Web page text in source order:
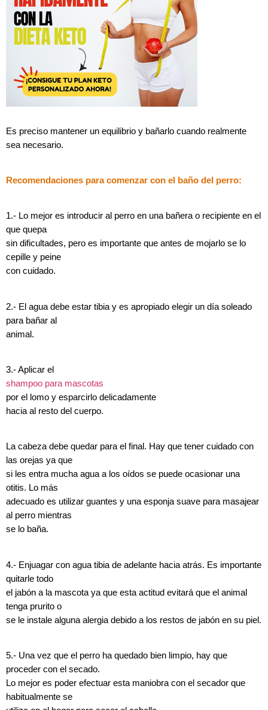
Es preciso mantener un equilibrio y bañarlo cuando realmente
sea necesario.
Recomendaciones para comenzar con el baño del perro:
1.- Lo mejor es introducir al perro en una bañera o recipiente en el
que quepa
sin dificultades, pero es importante que antes de mojarlo se lo
cepille y peine
con cuidado.
2.- El agua debe estar tibia y es apropiado elegir un día soleado
para bañar al
animal.
3.- Aplicar el
shampoo para mascotas
por el lomo y esparcirlo delicadamente
hacia al resto del cuerpo.
La cabeza debe quedar para el final. Hay que tener cuidado con
las orejas ya que
si les entra mucha agua a los oídos se puede ocasionar una
otitis. Lo más
adecuado es utilizar guantes y una esponja suave para masajear
al perro mientras
se lo baña.
4.- Enjuagar con agua tibia de adelante hacia atrás. Es importante
quitarle todo
el jabón a la mascota ya que esta actitud evitará que el animal
tenga prurito o
se le instale alguna alergia debido a los restos de jabón en su piel.
5.- Una vez que el perro ha quedado bien limpio, hay que
proceder con el secado.
Lo mejor es poder efectuar esta maniobra con el secador que
habitualmente se